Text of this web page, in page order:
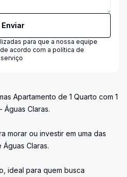
Enviar
para que a nossa equipe
acordo com a política de
Apartamento de 1 Quarto com 1
Águas Claras.
morar ou investir em uma das
Claras.
ideal para quem busca